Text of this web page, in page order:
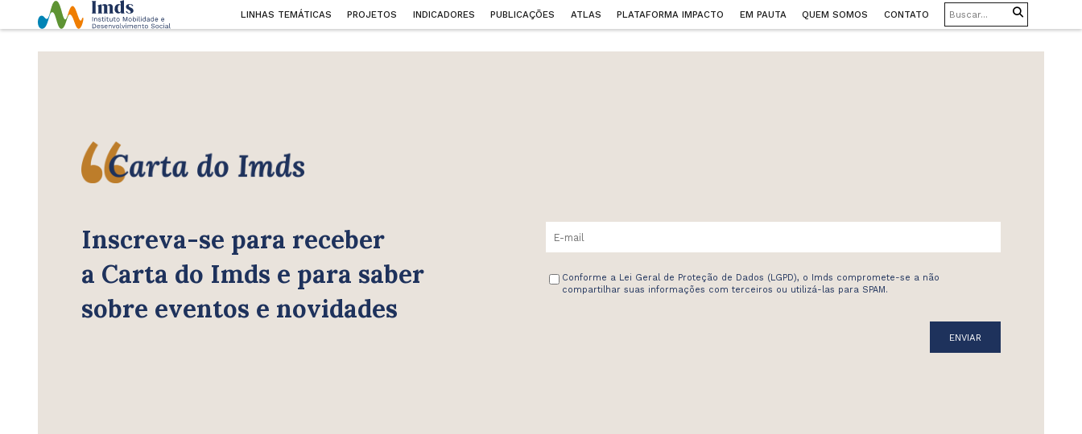
LINHAS TEMÁTICAS PROJETOS INDICADORES PUBLICAÇÕES ATLAS PLATAFORMA IMPACTO EM PAUTA QUEM SOMOS CONTATO
Inscreva-se para receber
a Carta do Imds e para saber
sobre eventos e novidades
Conforme a Lei Geral de Proteção de Dados (LGPD), o Imds compromete-se a não
compartilhar suas informações com terceiros ou utilizá-las para SPAM.